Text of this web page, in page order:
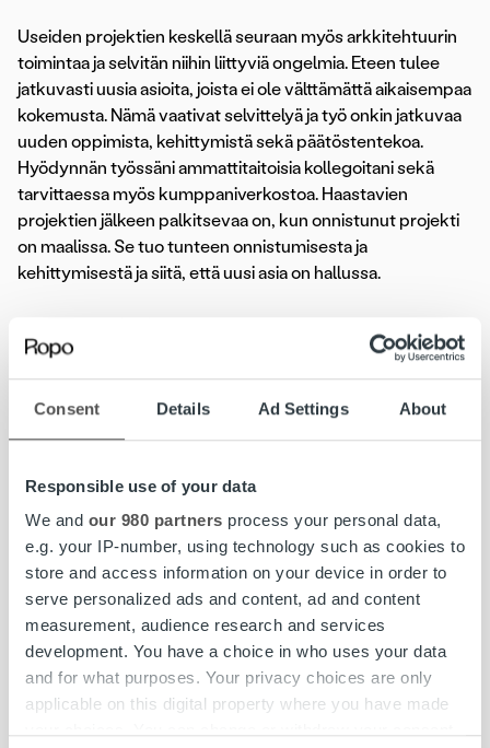
Consent Details Ad Settings About
Responsible use of your data
We and our 980 partners process your personal data,
e.g. your IP-number, using technology such as cookies to
store and access information on your device in order to
serve personalized ads and content, ad and content
measurement, audience research and services
development. You have a choice in who uses your data
and for what purposes. Your privacy choices are only
applicable on this digital property where you have made
Useiden projektien keskellä seuraan myös arkkitehtuurin
toimintaa ja selvitän niihin liittyviä ongelmia. Eteen tulee
jatkuvasti uusia asioita, joista ei ole välttämättä aikaisempaa
kokemusta. Nämä vaativat selvittelyä ja työ onkin jatkuvaa
uuden oppimista, kehittymistä sekä päätöstentekoa.
Hyödynnän työssäni ammattitaitoisia kollegoitani sekä
tarvittaessa myös kumppaniverkostoa. Haastavien
projektien jälkeen palkitsevaa on, kun onnistunut projekti
on maalissa. Se tuo tunteen onnistumisesta ja
kehittymisestä ja siitä, että uusi asia on hallussa.
työympäristö. Täällä on helppo tehdä yhdessä töitä,
tietotaito on korkealla ja yhteinen draivi mennä eteenpäin
on hyvä. Ropo on oman alansa edelläkävijä ja se näkyy
Poikkeustilanne on aiheuttanut sen, että kaiken on
hoiduttava kotimaasta eikä matkustaminen ole
mahdollista. Työ vaatii jatkuvaa yhteydenpitoa kollegoihin
rajojen toiselle puolelle. Yhteistyö on sujunut hyvin, vaikka
välissä onkin tuhansia kilometrejä.
Heikki
Tietohallintopäällikkö
Ropo Capital